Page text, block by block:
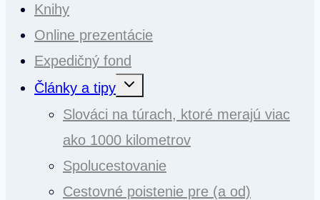
Knihy
Online prezentácie
Expedičný fond
Články a tipy
Toggle
Slováci na túrach, ktoré merajú viac
ako 1000 kilometrov
Spolucestovanie
Cestovné poistenie pre (a od)